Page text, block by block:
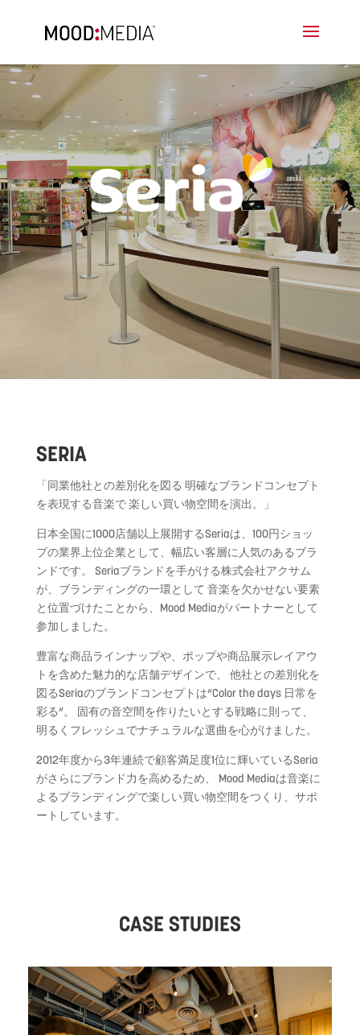
SERIA
「同業他社との差別化を図る 明確なブランドコンセプト
を表現する音楽で 楽しい買い物空間を演出。」
日本全国に1000店舗以上展開するSeriaは、100円ショッ
プの業界上位企業として、幅広い客層に人気のあるブラ
ンドです。 Seriaブランドを手がける株式会社アクサム
が、ブランディングの一環として 音楽を欠かせない要素
と位置づけたことから、Mood Mediaがパートナーとして
参加しました。
豊富な商品ラインナップや、ポップや商品展示レイアウ
トを含めた魅力的な店舗デザインで、 他社との差別化を
図るSeriaのブランドコンセプトは“Color the days 日常を
彩る“。 固有の音空間を作りたいとする戦略に則って、
明るくフレッシュでナチュラルな選曲を心がけました。
2012年度から3年連続で顧客満足度1位に輝いているSeria
がさらにブランド力を高めるため、 Mood Mediaは音楽に
よるブランディングで楽しい買い物空間をつくり、サポ
ートしています。
CASE STUDIES